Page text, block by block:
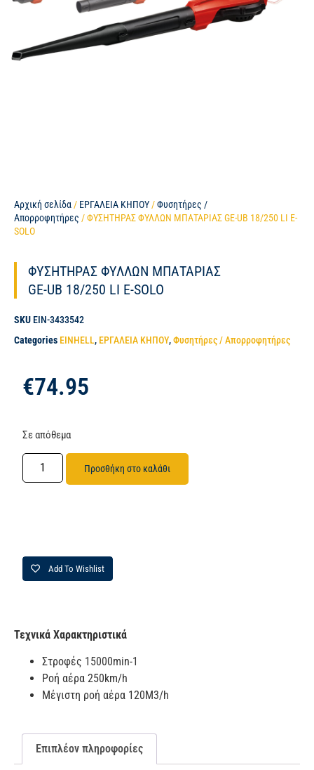
Αρχική σελίδα / ΕΡΓΑΛΕΙΑ ΚΗΠΟΥ /Φυσητήρες /
Απορροφητήρες / ΦΥΣΗΤΗΡΑΣ ΦΥΛΛΩΝ ΜΠΑΤΑΡΙΑΣ GE-UB 18/250 LI E-
SOLO
ΦΥΣΗΤΗΡΑΣ ΦΥΛΛΩΝ ΜΠΑΤΑΡΙΑΣ
GE-UB 18/250 LI E-SOLO
SKU EIN-3433542
Categories EINHELL, ΕΡΓΑΛΕΙΑ ΚΗΠΟΥ,Φυσητήρες / Απορροφητήρες
€74.95
Σε απόθεμα
Προσθήκη στο καλάθι
Add To Wishlist
Τεχνικά Χαρακτηριστικά
Στροφές 15000min-1
Ροή αέρα 250km/h
Μέγιστη ροή αέρα 120M3/h
Επιπλέον πληροφορίες